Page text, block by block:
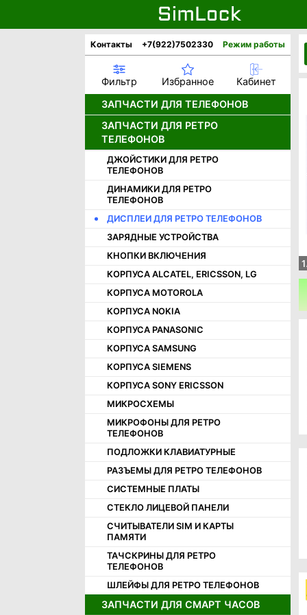
Контакты +7(922)7502330 Режим работы
Фильтр Избранное
Кабинет
ЗАПЧАСТИ ДЛЯ ТЕЛЕФОНОВ
АККУМУЛЯТОРЫ
ДИСПЛЕИ
ДИНАМИКИ
НИЖНИЕ ПЛАТЫ И РАЗЪЕМЫ
ШЛЕЙФЫ
КОРПУСНЫЕ ЧАСТИ APPLE
КОРПУСНЫЕ ЧАСТИ HUAWEI /
МИКРОФОНЫ
СЧИТЫВАТЕЛИ SIM И КАРТ ПАМЯТИ
ТАЧСКРИНЫ
ЗАПЧАСТИ ДЛЯ РЕТРО
ТЕЛЕФОНОВ
ДЖОЙСТИКИ ДЛЯ РЕТРО
ТЕЛЕФОНОВ
ДИНАМИКИ ДЛЯ РЕТРО
ТЕЛЕФОНОВ
ДИСПЛЕИ ДЛЯ РЕТРО ТЕЛЕФОНОВ
ЗАРЯДНЫЕ УСТРОЙСТВА
КНОПКИ ВКЛЮЧЕНИЯ
КОРПУСА ALCATEL, ERICSSON, LG
КОРПУСА MOTOROLA
КОРПУСА NOKIA
КОРПУСА PANASONIC
КОРПУСА SAMSUNG
КОРПУСА SIEMENS
КОРПУСА SONY ERICSSON
МИКРОСХЕМЫ
МИКРОФОНЫ ДЛЯ РЕТРО
ТЕЛЕФОНОВ
ПОДЛОЖКИ КЛАВИАТУРНЫЕ
РАЗЪЕМЫ ДЛЯ РЕТРО ТЕЛЕФОНОВ
СИСТЕМНЫЕ ПЛАТЫ
СТЕКЛО ЛИЦЕВОЙ ПАНЕЛИ
СЧИТЫВАТЕЛИ SIM И КАРТЫ
ПАМЯТИ
ТАЧСКРИНЫ ДЛЯ РЕТРО
ТЕЛЕФОНОВ
ШЛЕЙФЫ ДЛЯ РЕТРО ТЕЛЕФОНОВ
ЗАПЧАСТИ ДЛЯ СМАРТ ЧАСОВ